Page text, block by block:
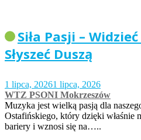
Siła Pasji –
Słyszeć Duszą
1 lipca, 20261 lipca, 2026
WTZ PSONI Mokrzeszów
Muzyka jest wielką pasją dla
Ostafińskiego, który dzięki właśnie
bariery i wznosi się na…..